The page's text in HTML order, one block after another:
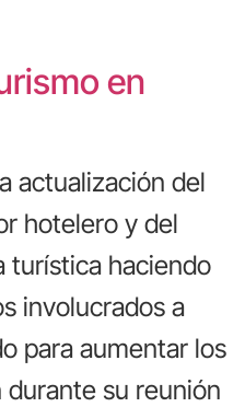
en
actualización del
hotelero y del
turística haciendo
involucrados a
para aumentar los
su reunión